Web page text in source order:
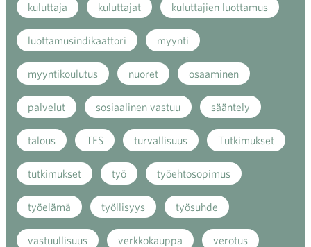
kuluttaja kuluttajat kuluttajien luottamus
luottamusindikaattori myynti
myyntikoulutus nuoret osaaminen
palvelut sosiaalinen vastuu sääntely
talous TES turvallisuus Tutkimukset
tutkimukset työ työehtosopimus
työelämä työllisyys työsuhde
vastuullisuus verkkokauppa verotus